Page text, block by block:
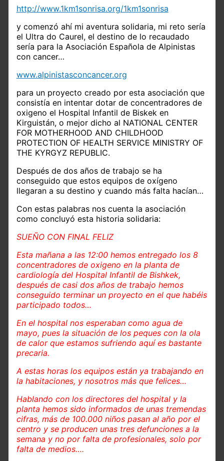
http://www.1km1sonrisa.org/1km1sonrisa
y comenzó ahí mi aventura solidaria, mi reto sería
el Ultra do Caurel, el destino de lo recaudado
sería para la Asociación Española de Alpinistas
con cancer…
www.alpinistasconcancer.org
para un proyecto creado por esta asociación que
consistía en intentar dotar de concentradores de
oxigeno el Hospital Infantil de Biskek en
Kirguistán, o mejor dicho al NATIONAL CENTER
FOR MOTHERHOOD AND CHILDHOOD
PROTECTION OF HEALTH SERVICE MINISTRY OF
THE KYRGYZ REPUBLIC.
Después de dos años de trabajo se ha
conseguido que estos equipos de oxígeno
llegaran a su destino y cuando más falta hacían…
Con estas palabras nos cuenta la asociación
como concluyó esta historia solidaria:
SUEÑO CON FINAL FELIZ
Esta mañana a las 12:00 hemos entregado los 8
concentradores de oxigeno en la planta de
cardiología del Hospital Infantil de Bishkek,
después de casi dos años de trabajo hemos
conseguido terminar un proyecto en el que habéis
participado todos…
En el hospital nos esperaban como agua de
mayo, pues la situación de los peques con la ola
de calor que estamos sufriendo aquí es bastante
precaria.
A estas horas los equipos están ya trabajando en
la habitaciones, y nosotros más que felices…
Hablando con los directores del hospital y la
planta hemos sido informados de unas tremendas
cifras, más de 100.000 niños pasan al año por el
centro y se producen unas tres defunciones a la
semana y no por falta de profesionales, solo por
falta de medios….